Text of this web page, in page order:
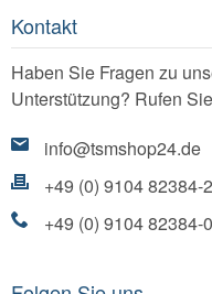
Kontakt
Haben Sie Fragen zu
Unterstützung? Rufen
info@tsmshop24.de
+49 (0) 9104 82384-
+49 (0) 9104 82384-0